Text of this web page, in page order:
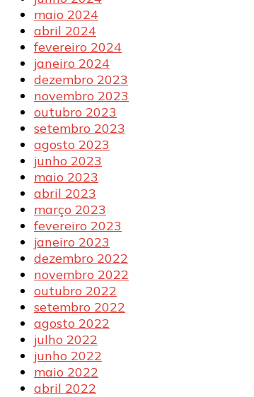
maio 2024
abril 2024
fevereiro 2024
janeiro 2024
dezembro 2023
novembro 2023
outubro 2023
setembro 2023
agosto 2023
junho 2023
maio 2023
abril 2023
março 2023
fevereiro 2023
janeiro 2023
dezembro 2022
novembro 2022
outubro 2022
setembro 2022
agosto 2022
julho 2022
junho 2022
maio 2022
abril 2022